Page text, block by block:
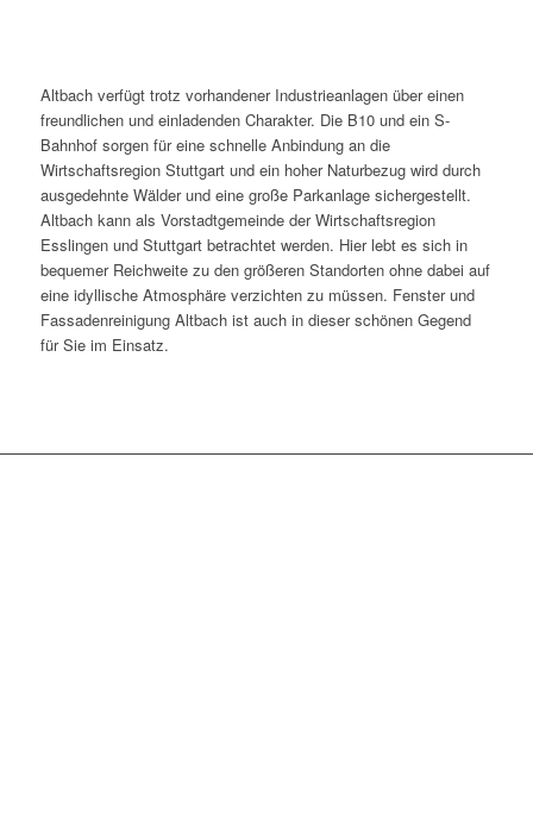
Altbach verfügt trotz vorhandener Industrieanlagen über einen
freundlichen und einladenden Charakter. Die B10 und ein S-
Bahnhof sorgen für eine schnelle Anbindung an die
Wirtschaftsregion Stuttgart und ein hoher Naturbezug wird durch
ausgedehnte Wälder und eine große Parkanlage sichergestellt.
Altbach kann als Vorstadtgemeinde der Wirtschaftsregion
Esslingen und Stuttgart betrachtet werden. Hier lebt es sich in
bequemer Reichweite zu den größeren Standorten ohne dabei auf
eine idyllische Atmosphäre verzichten zu müssen. Fenster und
Fassadenreinigung Altbach ist auch in dieser schönen Gegend
für Sie im Einsatz.